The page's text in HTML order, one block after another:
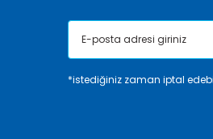
*istediğiniz zaman iptal